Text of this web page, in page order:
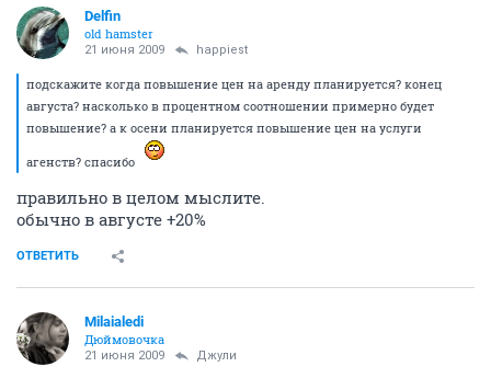
Delfin
old hamster
21 июня 2009 happiest
подскажите когда повышение цен на аренду планируется? конец
августа? насколько в процентном соотношении примерно будет
повышение? а к осени планируется повышение цен на услуги
агенств? спасибо
правильно в целом мыслите.
обычно в августе +20%
ОТВЕТИТЬ
Milaialedi
Дюймовочка
21 июня 2009 Джули